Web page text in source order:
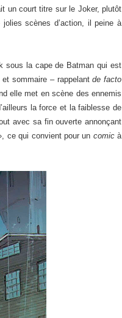
un court titre sur le Joker, plutôt
scènes d’action, il peine à
sous la cape de Batman qui est
et sommaire – rappelantde facto
elle met en scène des ennemis
la force et la faiblesse de
avec sa fin ouverte annonçant
ce qui convient pour un comicà